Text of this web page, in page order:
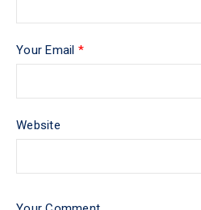
Your Email *
Website